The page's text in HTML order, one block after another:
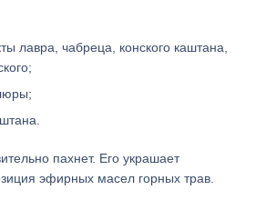
лавра, чабреца, конского каштана,
пахнет. Его украшает
эфирных масел горных трав.